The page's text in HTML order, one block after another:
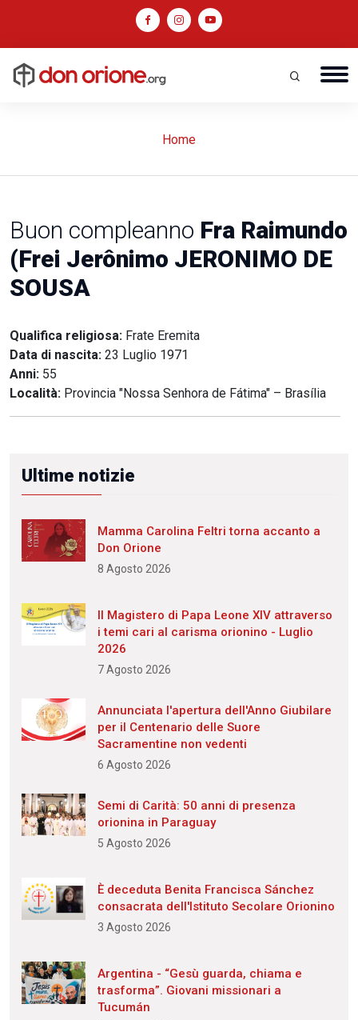
Home
Buon compleanno Fra Raimundo
(Frei Jerônimo JERONIMO DE
SOUSA
Qualifica religiosa: Frate Eremita
Data di nascita: 23 Luglio 1971
Anni: 55
Località: Provincia "Nossa Senhora de Fátima" – Brasília
Ultime notizie
Mamma Carolina Feltri torna accanto a
Don Orione
8 Agosto 2026
Il Magistero di Papa Leone XIV attraverso
i temi cari al carisma orionino - Luglio
2026
7 Agosto 2026
Annunciata l'apertura dell'Anno Giubilare
per il Centenario delle Suore
Sacramentine non vedenti
6 Agosto 2026
Semi di Carità: 50 anni di presenza
orionina in Paraguay
5 Agosto 2026
È deceduta Benita Francisca Sánchez
consacrata dell'Istituto Secolare Orionino
3 Agosto 2026
Argentina - “Gesù guarda, chiama e
trasforma”. Giovani missionari a
Tucumán